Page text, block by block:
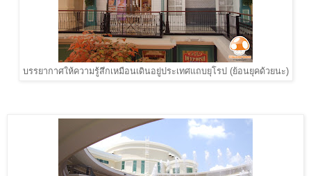
บรรยากาศให้ความรู้สึกเหมือนเดินอยู่ประเทศแถบยุโรป (ย้อนยุคด้วยนะ)